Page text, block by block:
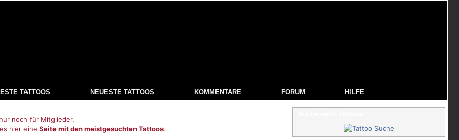
TATTOOS NEUESTE TATTOOS KOMMENTARE FORUM HILFE
noch für Mitglieder.
hier eine Seite mit den meistgesuchten Tattoos.